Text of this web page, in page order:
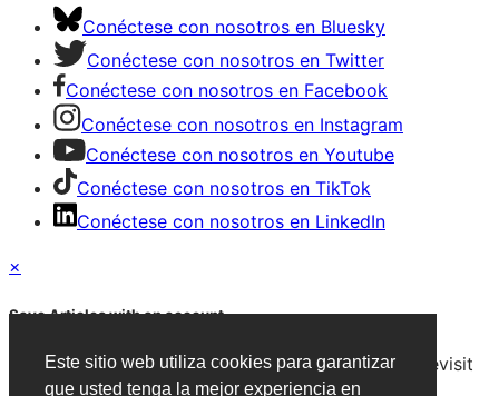
Este sitio web utiliza cookies para garantizar
que usted tenga la mejor experiencia en
Conéctese con nosotros en Bluesky
Conéctese con nosotros en Twitter
Conéctese con nosotros en Facebook
Conéctese con nosotros en Instagram
Conéctese con nosotros en Youtube
Conéctese con nosotros en TikTok
Conéctese con nosotros en LinkedIn
×
Save Articles with an account
After signing in, you can save articles and easily revisit
them on any device.